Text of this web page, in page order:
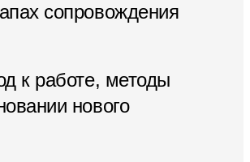
сопровождения
к работе, методы
нового